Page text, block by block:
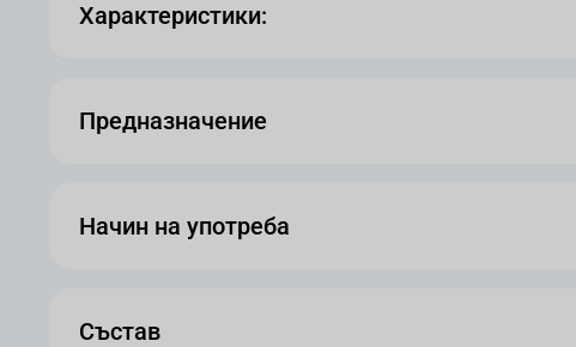
Характеристики:
Предназначение
Начин на употреба
Състав